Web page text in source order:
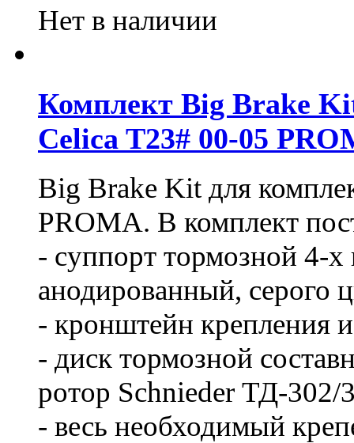
Нет в наличии
Комплект Big Brake
Celica T23# 00-05
Big Brake Kit для
PROMA. В комплект
- суппорт тормозной
анодированный, серого
- кронштейн крепления
- диск тормозной
ротор Schnieder ТД-
- весь необходимый